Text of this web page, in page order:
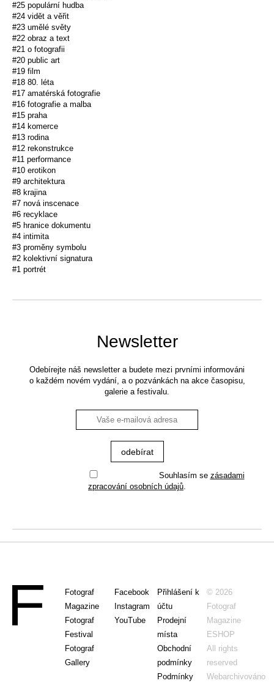
#25 populární hudba
#24 vidět a věřit
#23 umělé světy
#22 obraz a text
#21 o fotografii
#20 public art
#19 film
#18 80. léta
#17 amatérská fotografie
#16 fotografie a malba
#15 praha
#14 komerce
#13 rodina
#12 rekonstrukce
#11 performance
#10 erotikon
#9 architektura
#8 krajina
#7 nová inscenace
#6 recyklace
#5 hranice dokumentu
#4 intimita
#3 proměny symbolu
#2 kolektivní signatura
#1 portrét
Newsletter
Odebírejte náš newsletter a budete mezi prvními informováni
o každém novém vydání, a o pozvánkách na akce časopisu,
galerie a festivalu.
Souhlasím se zásadami
zpracování osobních údajů.
Fotograf
Magazine
Fotograf
Festival
Fotograf
Gallery
Facebook
Instagram
YouTube
Přihlášení k
účtu
Prodejní
místa
Obchodní
podmínky
Podmínky
© 2026
Fotograf
Magazine
ESHOP
All rights
reserved
Webarchivováno